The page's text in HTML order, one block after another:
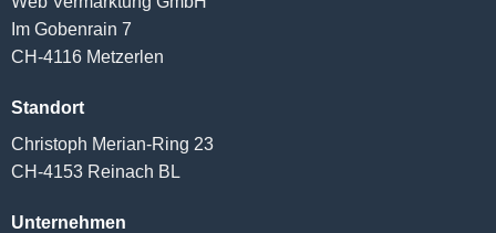
Im Gobenrain 7
CH-4116 Metzerlen
Standort
Christoph Merian-Ring 23
CH-4153 Reinach BL
Unternehmen